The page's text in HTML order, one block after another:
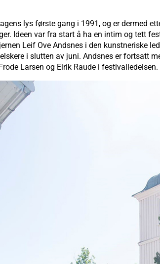
lys første gang i 1991, og er dermed
Ideen var fra start å ha en intim og tett
Leif Ove Andsnes i den kunstneriske
i slutten av juni. Andsnes er fortsatt
Larsen og Eirik Raude i festivalledelsen.